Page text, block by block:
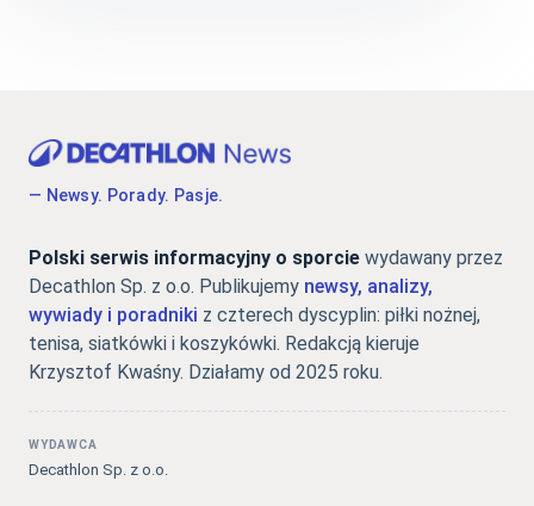
— Newsy. Porady. Pasje.
Polski serwis informacyjny o sporcie wydawany przez
Decathlon Sp. z o.o. Publikujemy newsy, analizy,
wywiady i poradniki z czterech dyscyplin: piłki nożnej,
tenisa, siatkówki i koszykówki. Redakcją kieruje
Krzysztof Kwaśny. Działamy od 2025 roku.
WYDAWCA
Decathlon Sp. z o.o.